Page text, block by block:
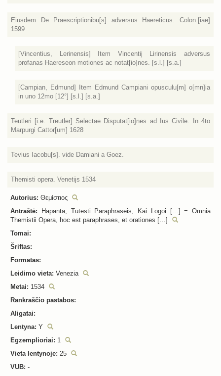
Eiusdem De Praescriptionibu[s] adversus Haereticus. Colon.[iae]
1599
[Vincentius, Lerinensis] Item Vincentij Lirinensis adversus
profanas Haereseon motiones ac notat[io]nes. [s.l.] [s.a.]
[Campian, Edmund] Item Edmund Campiani opusculu[m] o[mn]ia
in uno 12mo [12°] [s.l.] [s.a.]
Teutleri [i.e. Treutler] Selectae Disputat[io]nes ad Ius Civile. In 4to
Marpurgi Cattor[um] 1628
Tevius Iacobu[s]. vide Damiani a Goez.
Themisti opera. Venetijs 1534
Autorius: Θεμίστιος
Antraštė:
Hapanta, Tutesti Paraphraseis, Kai Logoi […] = Omnia
Themistii Opera, hoc est paraphrases, et orationes […]
Tomai:
Šriftas:
Formatas:
Leidimo vieta: Venezia
Metai: 1534
Rankraščio pastabos:
Aligatai:
Lentyna: Y
Egzemplioriai: 1
Vieta lentynoje: 25
VUB: -